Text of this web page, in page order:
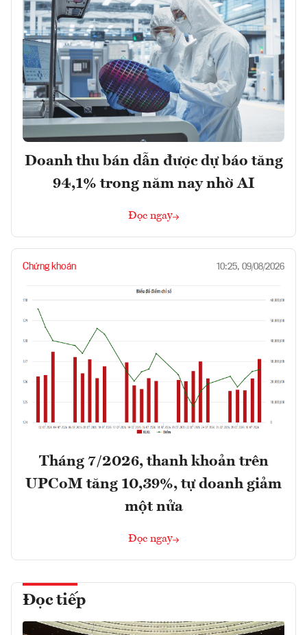
Doanh thu bán dẫn được dự báo tăng
94,1% trong năm nay nhờ AI
Đọc ngay
Chứng khoán 10:25, 09/08/2026
Tháng 7/2026, thanh khoản trên
UPCoM tăng 10,39%, tự doanh giảm
một nửa
Đọc ngay
Đọc tiếp